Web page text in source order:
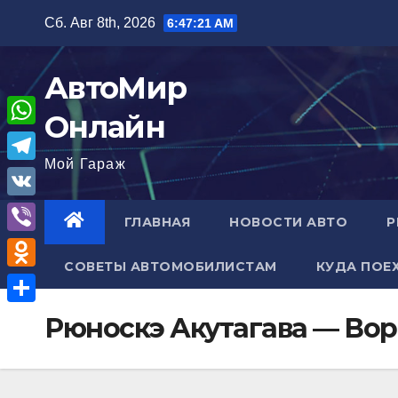
содержимому
Сб. Авг 8th, 2026 6:47:22 AM
АвтоМир
Онлайн
Мой Гараж
ГЛАВНАЯ НОВОСТИ АВТО
СОВЕТЫ АВТОМОБИЛИСТАМ КУДА
Рюноскэ Акутагава —
W
h
a
A
T
e
l
e
g
m
V
K
V
i
b
O
o
п